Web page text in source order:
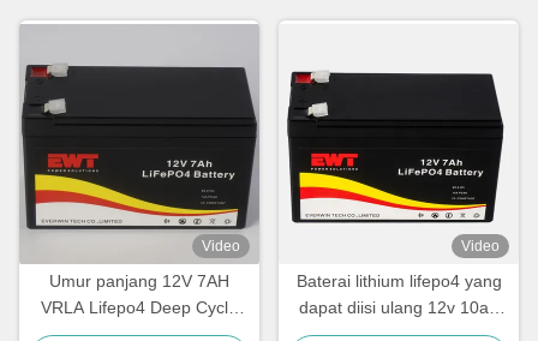
Video
Umur panjang 12V 7AH
VRLA Lifepo4 Deep Cycle
Lithium Iron Phosphate
Video
Baterai lithium lifepo4 yang
dapat diisi ulang 12v 10ah
Baterai Lithium Iron